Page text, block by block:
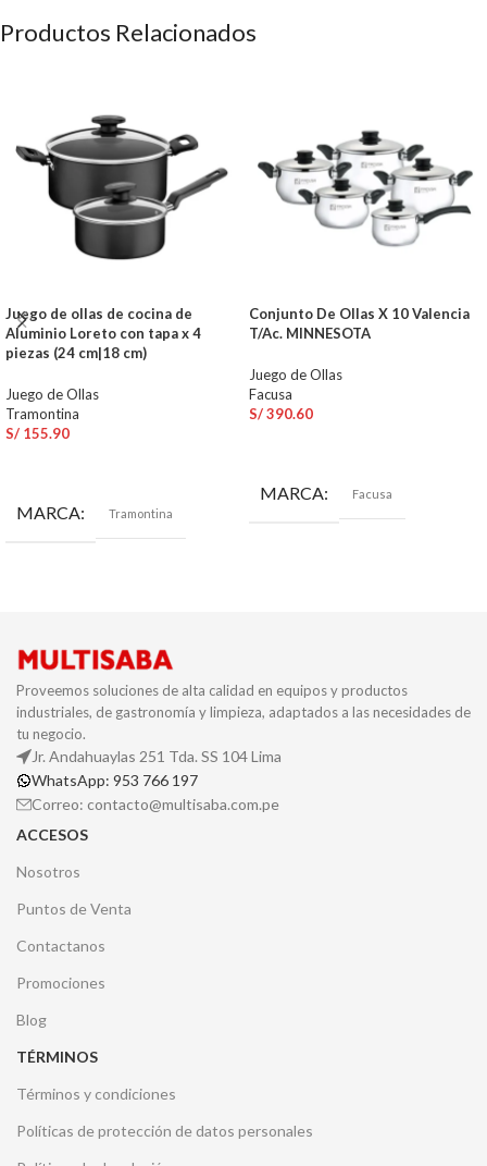
Productos Relacionados
Juego de ollas de cocina de
Aluminio Loreto con tapa x 4
piezas (24 cm|18 cm)
Juego de Ollas
Tramontina
S/ 155.90
MARCA Tramontina
Conjunto De Ollas X 10 Valencia
T/Ac. MINNESOTA
Juego de Ollas
Facusa
S/390.60
MARCA Facusa
Proveemos soluciones de alta calidad en equipos y productos
industriales, de gastronomía y limpieza, adaptados a las necesidades de
tu negocio.
Jr. Andahuaylas 251 Tda. SS 104 Lima
WhatsApp: 953 766 197
Correo: contacto@multisaba.com.pe
ACCESOS
Nosotros
Puntos de Venta
Contactanos
Promociones
Blog
TÉRMINOS
Términos y condiciones
Políticas de protección de datos personales